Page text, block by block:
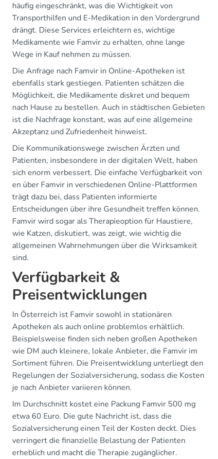
häufig eingeschränkt, was die Wichtigkeit von
Transporthilfen und E-Medikation in den Vordergrund
drängt. Diese Services erleichtern es, wichtige
Medikamente wie Famvir zu erhalten, ohne lange
Wege in Kauf nehmen zu müssen.
Die Anfrage nach Famvir in Online-Apotheken ist
ebenfalls stark gestiegen. Patienten schätzen die
Möglichkeit, die Medikamente diskret und bequem
nach Hause zu bestellen. Auch in städtischen Gebieten
ist die Nachfrage konstant, was auf eine allgemeine
Akzeptanz und Zufriedenheit hinweist.
Die Kommunikationswege zwischen Ärzten und
Patienten, insbesondere in der digitalen Welt, haben
sich enorm verbessert. Die einfache Verfügbarkeit von
en über Famvir in verschiedenen Online-Plattformen
trägt dazu bei, dass Patienten informierte
Entscheidungen über ihre Gesundheit treffen können.
Famvir wird sogar als Therapieoption für Haustiere,
wie Katzen, diskutiert, was zeigt, wie wichtig die
allgemeinen Wahrnehmungen über die Wirksamkeit
sind.
Verfügbarkeit &
Preisentwicklungen
In Österreich ist Famvir sowohl in stationären
Apotheken als auch online problemlos erhältlich.
Beispielsweise finden sich neben großen Apotheken
wie DM auch kleinere, lokale Anbieter, die Famvir im
Sortiment führen. Die Preisentwicklung unterliegt den
Regelungen der Sozialversicherung, sodass die Kosten
je nach Anbieter variieren können.
Im Durchschnitt kostet eine Packung Famvir 500 mg
etwa 60 Euro. Die gute Nachricht ist, dass die
Sozialversicherung einen Teil der Kosten deckt. Dies
verringert die finanzielle Belastung der Patienten
erheblich und macht die Therapie zugänglicher.